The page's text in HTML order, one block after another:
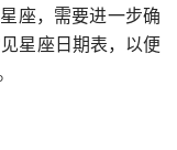
座，需要进一步确
星座日期表，以便